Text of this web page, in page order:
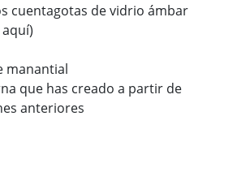
cuentagotas de vidrio ámbar
manantial
que has creado a partir de
anteriores